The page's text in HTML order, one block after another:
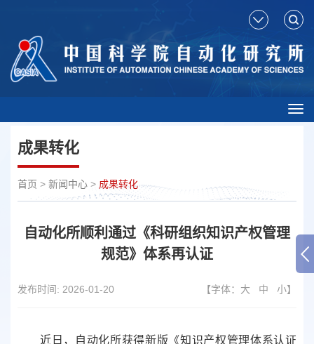
成果转化
首页 > 新闻中心 > 成果转化
自动化所顺利通过《科研组织知识产权管理
规范》体系再认证
发布时间: 2026-01-20 【字体： 大 中 小】
近日，自动化所获得新版《知识产权管理体系认证